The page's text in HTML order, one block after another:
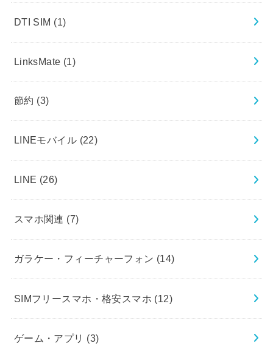
DTI SIM (1)
LinksMate (1)
節約 (3)
LINEモバイル (22)
LINE (26)
スマホ関連 (7)
ガラケー・フィーチャーフォン (14)
SIMフリースマホ・格安スマホ (12)
ゲーム・アプリ (3)